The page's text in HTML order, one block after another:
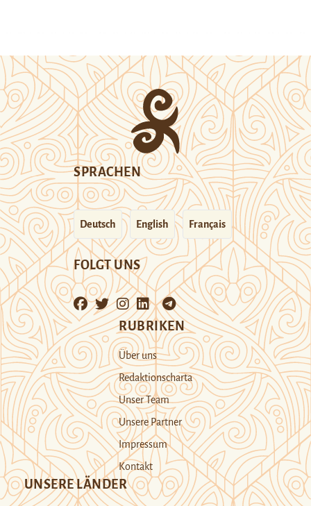
SPRACHEN
Deutsch English Français
FOLGT UNS
RUBRIKEN
Über uns
Redaktionscharta
Unser Team
Unsere Partner
Impressum
Kontakt
UNSERE LÄNDER